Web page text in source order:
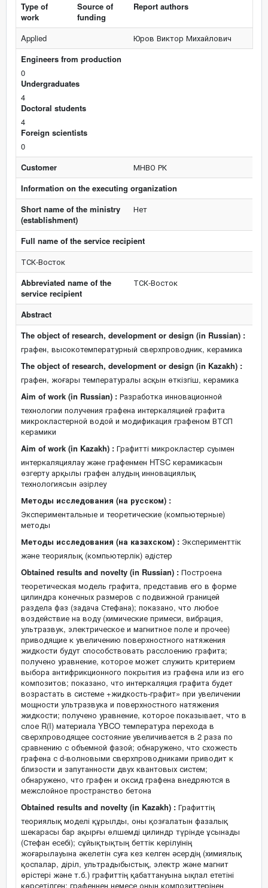
Type of
work
Source of
funding
Report authors
Applied
Юров Виктор Михайлович
Engineers from production
0
Undergraduates
4
Doctoral students
4
Foreign scientists
0
Customer
МНВО РК
Information on the executing organization
Short name of the ministry
(establishment)
Нет
Full name of the service recipient
ТСК-Восток
Abbreviated name of the
service recipient
ТСК-Восток
Abstract
The object of research, development or design (in Russian) :
графен, высокотемпературный сверхпроводник, керамика
The object of research, development or design (in Kazakh) :
графен, жоғары температуралы асқын өткізгіш, керамика
Aim of work (in Russian) : Разработка инновационной
технологии получения графена интеркаляцией графита
микрокластерной водой и модификация графеном ВТСП
керамики
Aim of work (in Kazakh) : Графитті микрокластер суымен
интеркаляциялау және графенмен HTSC керамикасын
өзгерту арқылы графен алудың инновациялық
технологиясын әзірлеу
Методы исследования (на русском) :
Экспериментальные и теоретические (компьютерные)
методы
Методы исследования (на казахском) : Эксперименттік
және теориялық (компьютерлік) әдістер
Obtained results and novelty (in Russian) : Построена
теоретическая модель графита, представив его в форме
цилиндра конечных размеров с подвижной границей
раздела фаз (задача Стефана); показано, что любое
воздействие на воду (химические примеси, вибрация,
ультразвук, электрическое и магнитное поле и прочее)
приводящие к увеличению поверхностного натяжения
жидкости будут способствовать расслоению графита;
получено уравнение, которое может служить критерием
выбора антифрикционного покрытия из графена или из его
композитов; показано, что интеркаляция графита будет
возрастать в системе +жидкость-графит» при увеличении
мощности ультразвука и поверхностного натяжения
жидкости; получено уравнение, которое показывает, что в
слое R(I) материала YBCO температура перехода в
сверхпроводящее состояние увеличивается в 2 раза по
сравнению с объемной фазой; обнаружено, что схожесть
графена с d-волновыми сверхпроводниками приводит к
близости и запутанности двух квантовых систем;
обнаружено, что графен и оксид графена внедряются в
межслойное пространство бетона
Obtained results and novelty (in Kazakh) : Графиттің
теориялық моделі құрылды, оны қозғалатын фазалық
шекарасы бар ақырғы өлшемді цилиндр түрінде ұсынады
(Стефан есебі); сұйықтықтың беттік керілуінің
жоғарылауына әкелетін суға кез келген әсердің (химиялық
қоспалар, діріл, ультрадыбыстық, электр және магнит
өрістері және т.б.) графиттің қабаттануына ықпал ететіні
көрсетілген; графеннен немесе оның композиттерінен